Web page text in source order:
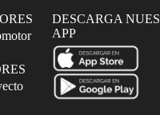
DESCARGA
APP